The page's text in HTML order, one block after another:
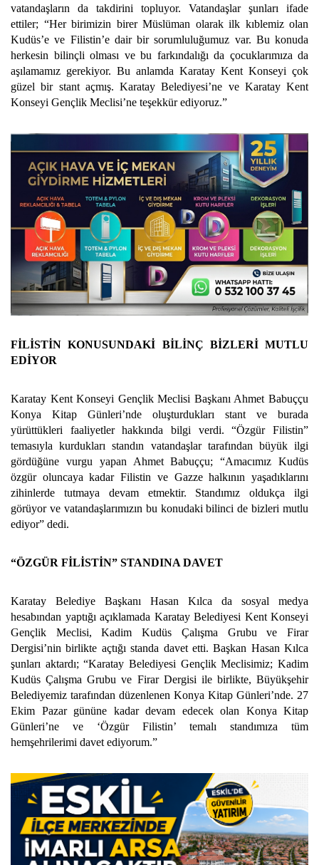
vatandaşların da takdirini topluyor. Vatandaşlar şunları ifade
ettiler; “Her birimizin birer Müslüman olarak ilk kıblemiz olan
Kudüs’e ve Filistin’e dair bir sorumluluğumuz var. Bu konuda
herkesin bilinçli olması ve bu farkındalığı da çocuklarımıza da
aşılamamız gerekiyor. Bu anlamda Karatay Kent Konseyi çok
güzel bir stant açmış. Karatay Belediyesi’ne ve Karatay Kent
Konseyi Gençlik Meclisi’ne teşekkür ediyoruz.”
FİLİSTİN KONUSUNDAKİ BİLİNÇ BİZLERİ MUTLU
EDİYOR
Karatay Kent Konseyi Gençlik Meclisi Başkanı Ahmet Babuççu
Konya Kitap Günleri’nde oluşturdukları stant ve burada
yürüttükleri faaliyetler hakkında bilgi verdi. “Özgür Filistin”
temasıyla kurdukları standın vatandaşlar tarafından büyük ilgi
gördüğüne vurgu yapan Ahmet Babuççu; “Amacımız Kudüs
özgür oluncaya kadar Filistin ve Gazze halkının yaşadıklarını
zihinlerde tutmaya devam etmektir. Standımız oldukça ilgi
görüyor ve vatandaşlarımızın bu konudaki bilinci de bizleri mutlu
ediyor” dedi.
“ÖZGÜR FİLİSTİN” STANDINA DAVET
Karatay Belediye Başkanı Hasan Kılca da sosyal medya
hesabından yaptığı açıklamada Karatay Belediyesi Kent Konseyi
Gençlik Meclisi, Kadim Kudüs Çalışma Grubu ve Firar
Dergisi’nin birlikte açtığı standa davet etti. Başkan Hasan Kılca
şunları aktardı; “Karatay Belediyesi Gençlik Meclisimiz; Kadim
Kudüs Çalışma Grubu ve Firar Dergisi ile birlikte, Büyükşehir
Belediyemiz tarafından düzenlenen Konya Kitap Günleri’nde. 27
Ekim Pazar gününe kadar devam edecek olan Konya Kitap
Günleri’ne ve ‘Özgür Filistin’ temalı standımıza tüm
hemşehrilerimi davet ediyorum.”